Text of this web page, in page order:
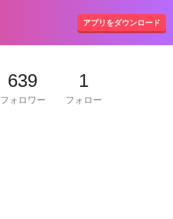
アプリをダウンロード
639
フォロワー
1
フォロー